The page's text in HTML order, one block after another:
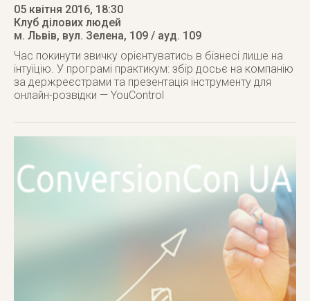
05 квітня 2016, 18:30
Клуб ділових людей
м. Львів, вул. Зелена, 109 / ауд. 109
Час покинути звичку орієнтуватись в бізнесі лише на
інтуїцію. У програмі практикум: збір досьє на компанію
за держреєстрами та презентація інструменту для
онлайн-розвідки — YouControl